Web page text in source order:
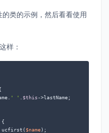
类的示例，然后看看使用
样：
' ' $this->lastName;
ucfirst( $name);